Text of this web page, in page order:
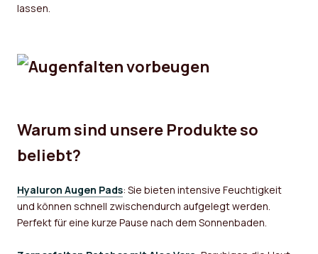
lassen.
Warum sind unsere Produkte so
beliebt?
Hyaluron Augen Pads: Sie bieten intensive Feuchtigkeit
und können schnell zwischendurch aufgelegt werden.
Perfekt für eine kurze Pause nach dem Sonnenbaden.